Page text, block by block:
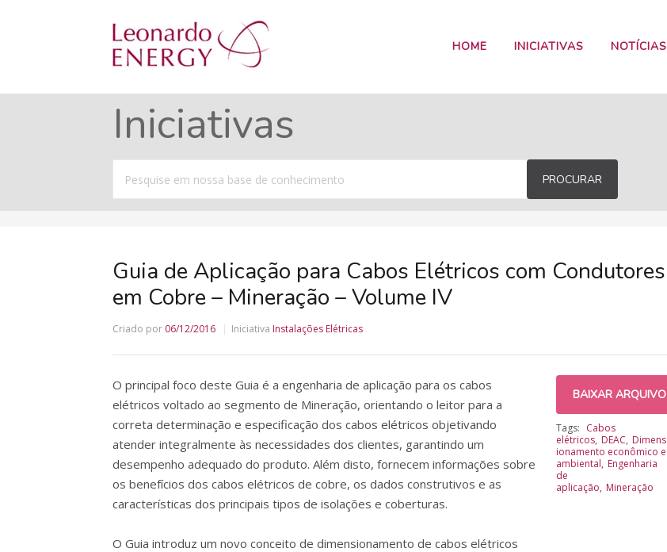
HOME INICIATIVAS NOTÍCIAS
Iniciativas
por
PROCURAR
Guia de Aplicação para Cabos Elétricos com Condutores
em Cobre – Mineração – Volume IV
Criado por 06/12/2016 Iniciativa Instalações Elétricas
O principal foco deste Guia é a engenharia de aplicação para os cabos
elétricos voltado ao segmento de Mineração, orientando o leitor para a
correta determinação e especificação dos cabos elétricos objetivando
atender integralmente às necessidades dos clientes, garantindo um
desempenho adequado do produto. Além disto, fornecem informações sobre
os benefícios dos cabos elétricos de cobre, os dados construtivos e as
características dos principais tipos de isolações e coberturas.
O Guia introduz um novo conceito de dimensionamento de cabos elétricos
BAIXAR ARQUIVO
Tags: Cabos
elétricos DEAC Dimens
ionamento econômico e
ambiental Engenharia
de
aplicação Mineração